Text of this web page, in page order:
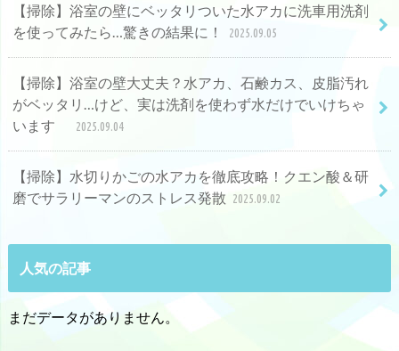
【掃除】浴室の壁にベッタリついた水アカに洗車用洗剤
を使ってみたら…驚きの結果に！
2025.09.05
【掃除】浴室の壁大丈夫？水アカ、石鹸カス、皮脂汚れ
がベッタリ…けど、実は洗剤を使わず水だけでいけちゃ
います
2025.09.04
【掃除】水切りかごの水アカを徹底攻略！クエン酸＆研
磨でサラリーマンのストレス発散 2025.09.02
人気の記事
まだデータがありません。